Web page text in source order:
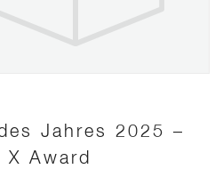
Jahres 2025 –
X Award